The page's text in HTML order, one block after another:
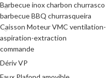
Barbecue inox charbon churrasco
barbecue BBQ churrasqueira
Caisson Moteur VMC ventilation-
aspiration-extraction
commande
Dériv VP